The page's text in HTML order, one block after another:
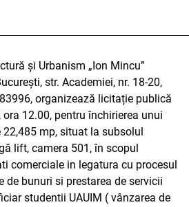
și Urbanism „Ion Mincu”
str. Academiei, nr. 18-20,
organizează licitație publică
, ora 12.00, pentru închirierea unui
mp, situat la subsolul
lift, camera 501, în scopul
comerciale in legatura cu procesul
de bunuri si prestarea de servicii
studentii UAUIM ( vânzarea de